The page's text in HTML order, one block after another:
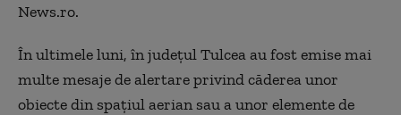
News.ro.
În ultimele luni, în judeţul Tulcea au fost emise mai
multe mesaje de alertare privind căderea unor
obiecte din spaţiul aerian sau a unor elemente de